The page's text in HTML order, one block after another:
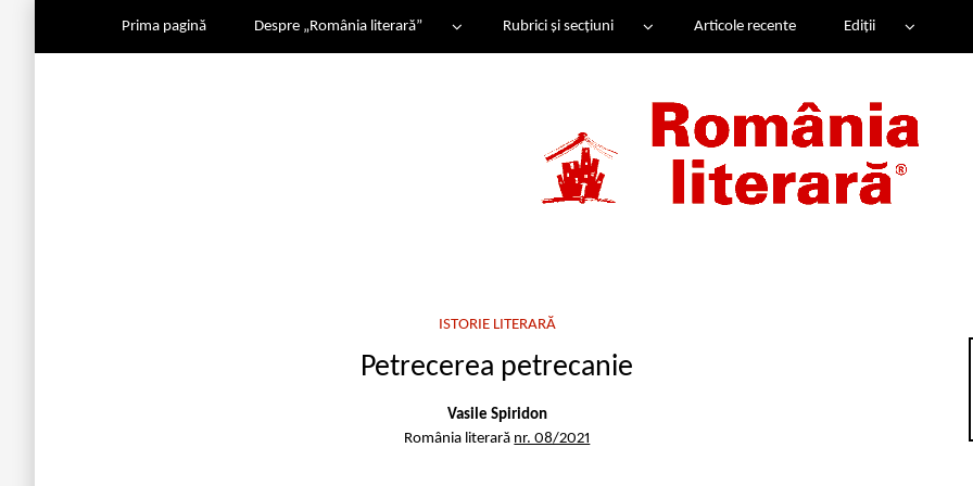
Prima pagină Despre „România literară” Rubrici și secțiuni Articole recente Ediții
ISTORIE LITERARĂ
Petrecerea petrecanie
Vasile Spiridon
România literară nr. 08/2021